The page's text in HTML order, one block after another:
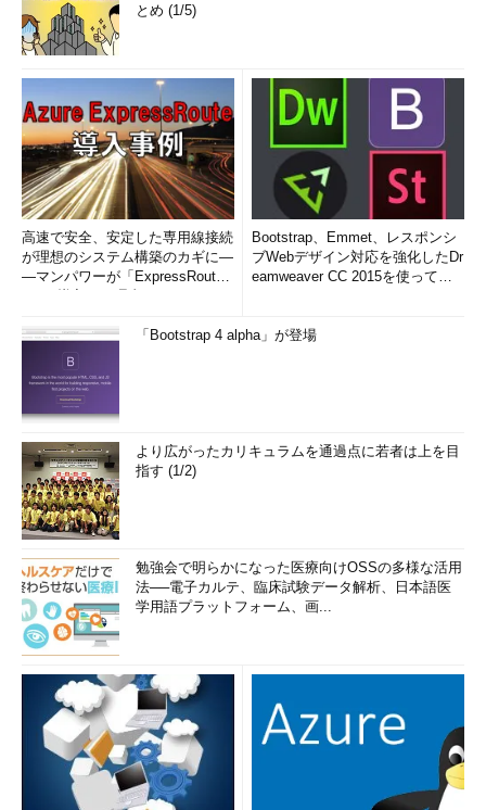
とめ (1/5)
高速で安全、安定した専用線接続
が理想のシステム構築のカギに―
―マンパワーが「ExpressRout
Bootstrap、Emmet、レスポンシ
ブWebデザイン対応を強化したDr
eamweaver CC 2015を使って
「Bootstrap 4 alpha」が登場
より広がったカリキュラムを通過点に若者は上を目
指す (1/2)
勉強会で明らかになった医療向けOSSの多様な活用
法──電子カルテ、臨床試験データ解析、日本語医
学用語プラットフォーム、画...